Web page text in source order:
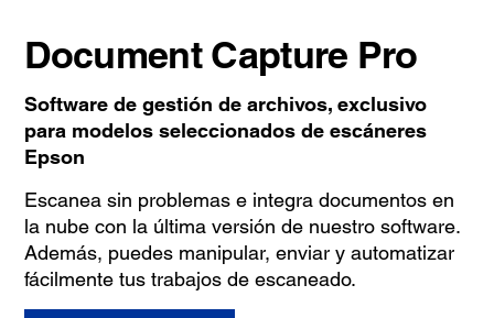
Document Capture Pro
Software de gestión de archivos, exclusivo
para modelos seleccionados de escáneres
Epson
Escanea sin problemas e integra documentos en
la nube con la última versión de nuestro software.
Además, puedes manipular, enviar y automatizar
fácilmente tus trabajos de escaneado.